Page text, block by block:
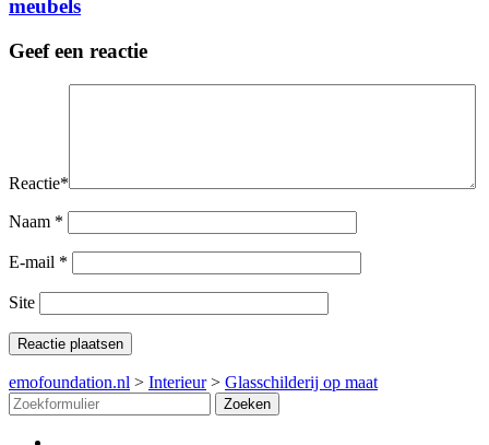
meubels
Geef een reactie
Reactie*
Naam *
E-mail *
Site
emofoundation.nl > Interieur> Glasschilderij op maat
Zoeken